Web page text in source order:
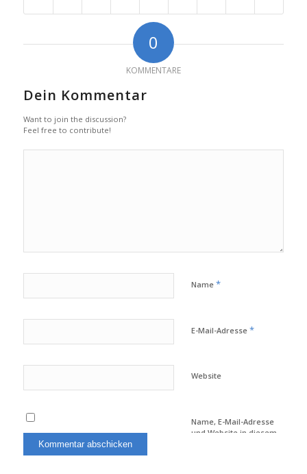
0
KOMMENTARE
Dein Kommentar
Want to join the discussion?
Feel free to contribute!
Name *
E-Mail-Adresse *
Website
Name, E-Mail-Adresse
und Website in diesem